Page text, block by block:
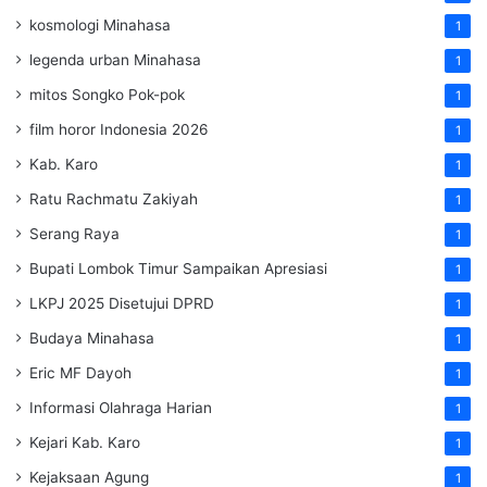
kosmologi Minahasa 1
legenda urban Minahasa 1
mitos Songko Pok-pok 1
film horor Indonesia 2026 1
Kab. Karo 1
Ratu Rachmatu Zakiyah 1
Serang Raya 1
Bupati Lombok Timur Sampaikan Apresiasi 1
LKPJ 2025 Disetujui DPRD 1
Budaya Minahasa 1
Eric MF Dayoh 1
Informasi Olahraga Harian 1
Kejari Kab. Karo 1
Kejaksaan Agung 1